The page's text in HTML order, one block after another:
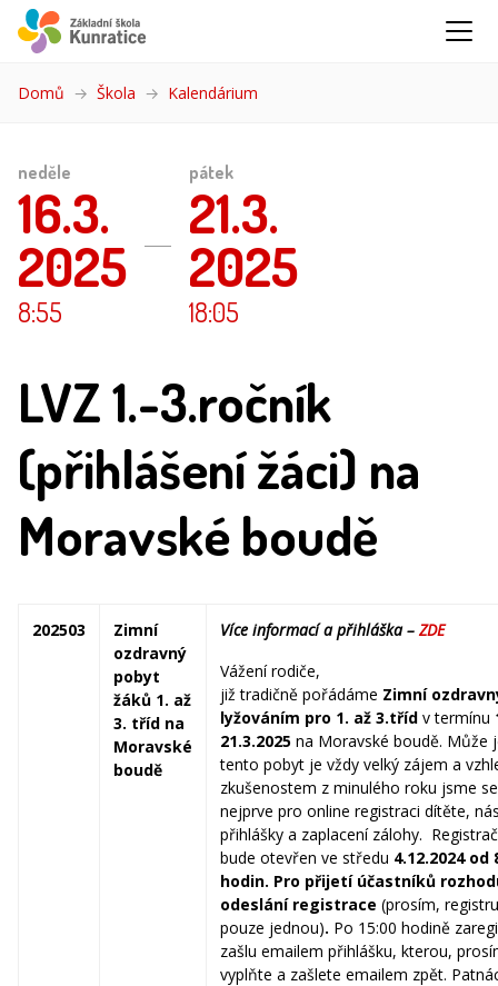
Domů Škola Kalendárium
neděle
16.3.
2025
8:55
pátek
21.3.
2025
18:05
LVZ 1.-3.ročník
(přihlášení žáci) na
Moravské boudě
202503
Zimní
ozdravný
pobyt
žáků 1. až
3. tříd na
Moravské
boudě
Více informací a přihláška –ZDE
Vážení rodiče,
již tradičně pořádáme Zimní
lyžováním pro 1. až 3.tříd v termínu
21.3.2025 na Moravské boudě. Může
tento pobyt je vždy velký zájem a
zkušenostem z minulého roku jsme
nejprve pro online registraci dítěte,
přihlášky a zaplacení zálohy.
bude otevřen ve středu 4.12.2024 od
hodin. Pro přijetí účastníků
odeslání registrace (prosím,
pouze jednou). Po 15:00 hodině
zašlu emailem přihlášku, kterou,
vyplňte a zašlete emailem zpět.